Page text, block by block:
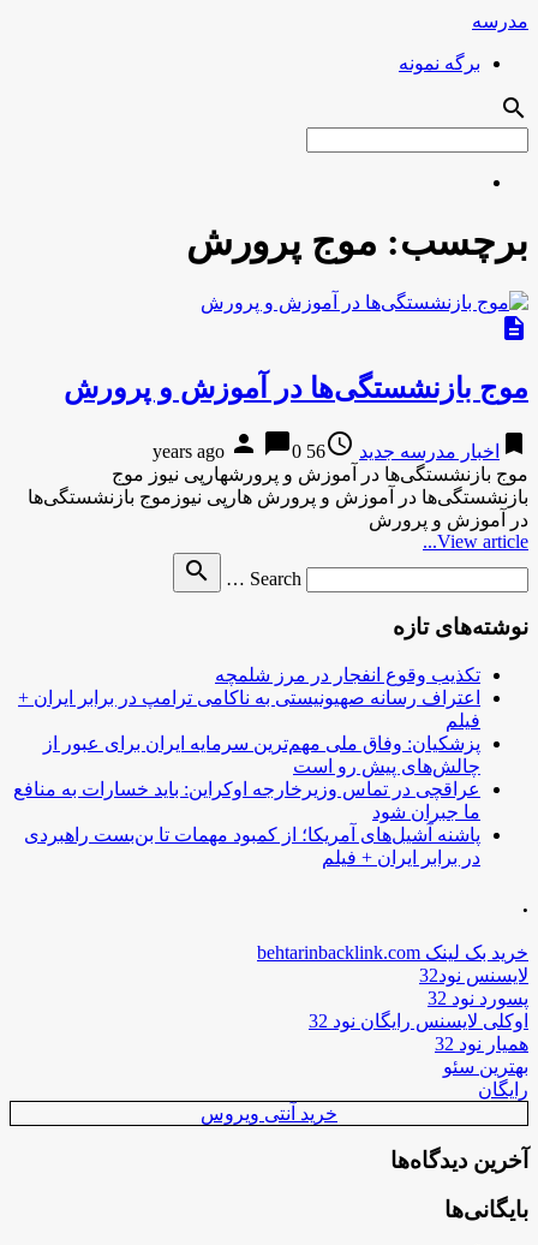
مدرسه
برگه نمونه
search
برچسب: موج پرورش
description
موج بازنشستگی‌ها در آموزش و پرورش
bookmark اخبار مدرسه جدید access_time
56 years ago
person chat_bubble0
موج بازنشستگی‌ها در آموزش و پرورشهارپی نیوز موج
بازنشستگی‌ها در آموزش و پرورش هارپی نیوزموج بازنشستگی‌ها
در آموزش و پرورش
View article...
Search …
search
نوشته‌های تازه
تکذیب وقوع انفجار در مرز شلمچه
اعتراف رسانه صهیونیستی به ناکامی ترامپ در برابر ایران +
فیلم
پزشکیان: وفاق ملی مهم‌ترین سرمایه ایران برای عبور از
چالش‌های پیش رو است
عراقچی در تماس وزیرخارجه اوکراین: باید خسارات به منافع
ما جبران شود
پاشنه آشیل‌های آمریکا؛ از کمبود مهمات تا بن‌بست راهبردی
در برابر ایران + فیلم
.
خرید بک لینک behtarinbacklink.com
لایسنس نود32
پسورد نود 32
اوکلی لایسنس رایگان نود 32
همیار نود 32
بهترین سئو
رایگان
خرید آنتی ویروس
آخرین دیدگاه‌ها
بایگانی‌ها